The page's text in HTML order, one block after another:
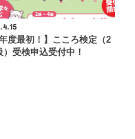
年度最初！】こころ検定（2
）受検申込受付中！